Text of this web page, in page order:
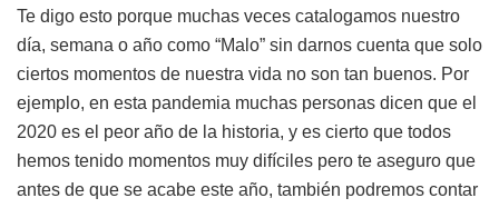
Te digo esto porque muchas veces catalogamos nuestro
día, semana o año como “Malo” sin darnos cuenta que solo
ciertos momentos de nuestra vida no son tan buenos. Por
ejemplo, en esta pandemia muchas personas dicen que el
2020 es el peor año de la historia, y es cierto que todos
hemos tenido momentos muy difíciles pero te aseguro que
antes de que se acabe este año, también podremos contar